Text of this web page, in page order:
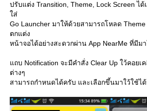
ปรับแต่ง Transition, Theme, Lock Screen ได้
ส่
Go Launcher มาให้ด้วยสามารถโหลด
ตกแต่ง
หน้าจอได้อย่างสะดวกผ่าน App NearMe ที่มีม
ถบ Notification จะมีคำสั่ง Clear Up ใว้คอยเ
ต่างๆ
สามารถกำหนดได้ครับ และเลือกขึ้นมาใว้ใช้ไ